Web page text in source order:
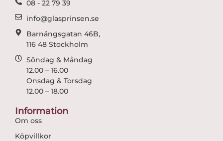
08 - 22 79 39
info@glasprinsen.se
Barnängsgatan 46B,
116 48 Stockholm
Söndag & Måndag
12.00 – 16.00
Onsdag & Torsdag
12.00 – 18.00
Information
Om oss
Köpvillkor